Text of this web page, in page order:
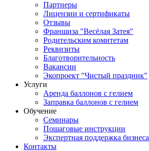
Партнеры
Лицензии и сертификаты
Отзывы
Франшиза "Весёлая Затея"
Родительским комитетам
Реквизиты
Благотворительность
Вакансии
Экопроект "Чистый праздник"
Услуги
Аренда баллонов с гелием
Заправка баллонов с гелием
Обучение
Семинары
Пошаговые инструкции
Экспертная поддержка бизнеса
Контакты